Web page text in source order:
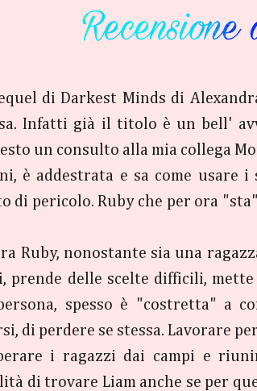
di Darkest Minds di
Infatti già il titolo è un bell'
un consulto alla mia collega
è addestrata e sa come
di pericolo. Ruby che per ora
Ruby, nonostante sia una
prende delle scelte difficili,
spesso è "costretta" a
di perdere se stessa. Lavorare
i ragazzi dai campi e
di trovare Liam anche se per